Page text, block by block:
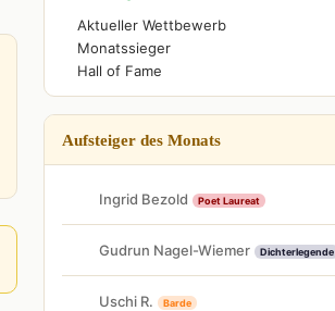
Aktueller Wettbewerb
Monatssieger
Hall of Fame
Aufsteiger des Monats
Ingrid Bezold Poet Laureat
Gudrun Nagel-Wiemer Dichterlegende
Uschi R. Barde